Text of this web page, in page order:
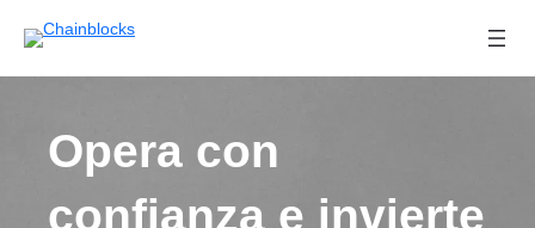
Opera con
confianza e invierte